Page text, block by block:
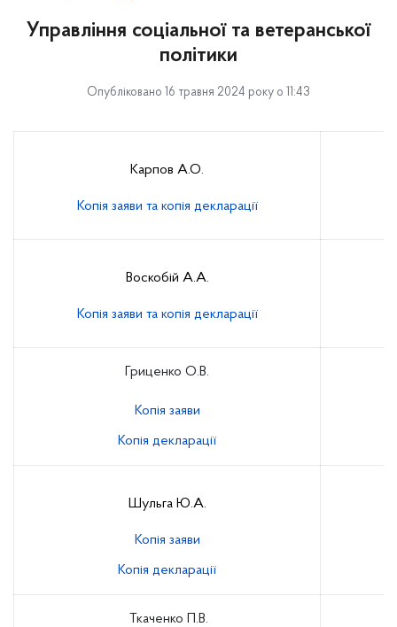
Управління соціальної та ветеранської
політики
Опубліковано 16 травня 2024 року о 11:43
Карпов А.О.
Копія заяви та копія декларації
Воскобій А.А.
Копія заяви та копія декларації
Гриценко О.В.
Копія заяви
Копія декларації
Шульга Ю.А.
Копія заяви
Копія декларації
Ткаченко П.В.